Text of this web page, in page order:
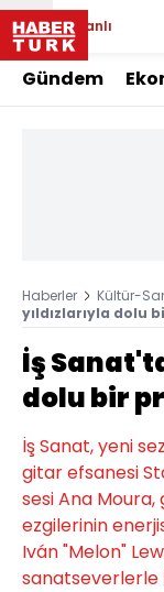
Canlı
Gündem
Haberler Kültür-
yıldızlarıyla dolu
İş
dolu bir
İş Sanat, yeni
gitar efsanesi
sesi Ana
ezgilerinin
Iván "Melon"
sanatseverlerle